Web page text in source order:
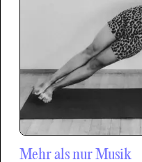
Mehr als nur Musik